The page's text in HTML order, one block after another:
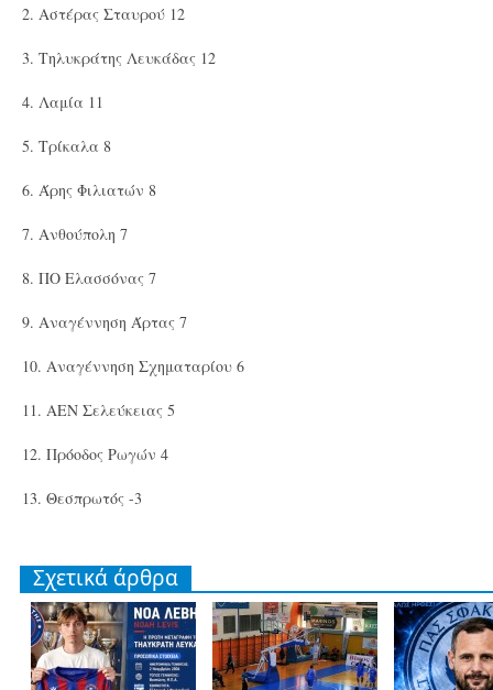
2. Αστέρας Σταυρού 12
3. Τηλυκράτης Λευκάδας 12
4. Λαμία 11
5. Τρίκαλα 8
6. Άρης Φιλιατών 8
7. Ανθούπολη 7
8. ΠΟ Ελασσόνας 7
9. Αναγέννηση Άρτας 7
10. Αναγέννηση Σχηματαρίου 6
11. ΑΕΝ Σελεύκειας 5
12. Πρόοδος Ρωγών 4
13. Θεσπρωτός -3
Σχετικά άρθρα